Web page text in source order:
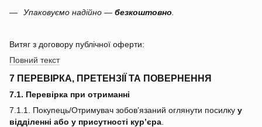
Упаковуємо надійно — безкоштовно
Витяг з договору публічної оферти:
Повний текст
7 ПЕРЕВІРКА, ПРЕТЕНЗІЇ ТА ПОВЕРНЕННЯ
7.1. Перевірка при отриманні
7.1.1. Покупець/Отримувач зобов’язаний оглянути посилку у
відділенні або у присутності кур’єра